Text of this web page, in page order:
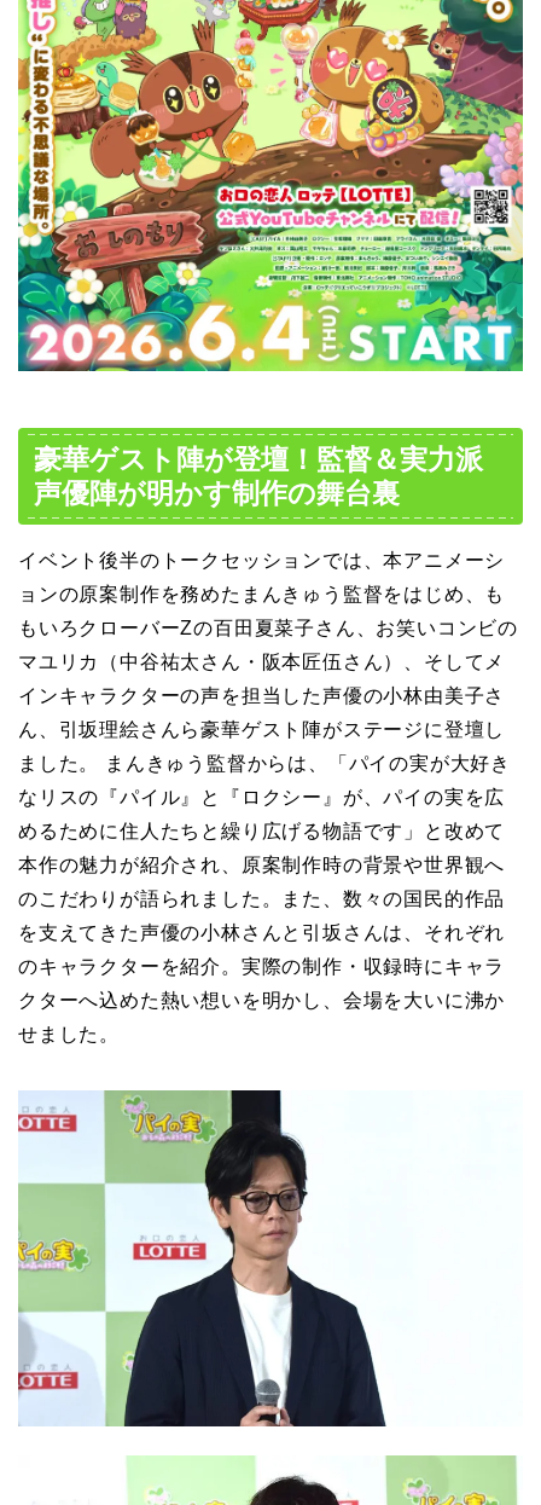
豪華ゲスト陣が登壇！監督＆実力派
声優陣が明かす制作の舞台裏
イベント後半のトークセッションでは、本アニメーシ
ョンの原案制作を務めたまんきゅう監督をはじめ、も
もいろクローバーZの百田夏菜子さん、お笑いコンビの
マユリカ（中谷祐太さん・阪本匠伍さん）、そしてメ
インキャラクターの声を担当した声優の小林由美子さ
ん、引坂理絵さんら豪華ゲスト陣がステージに登壇し
ました。 まんきゅう監督からは、「パイの実が大好き
なリスの『パイル』と『ロクシー』が、パイの実を広
めるために住人たちと繰り広げる物語です」と改めて
本作の魅力が紹介され、原案制作時の背景や世界観へ
のこだわりが語られました。また、数々の国民的作品
を支えてきた声優の小林さんと引坂さんは、それぞれ
のキャラクターを紹介。実際の制作・収録時にキャラ
クターへ込めた熱い想いを明かし、会場を大いに沸か
せました。